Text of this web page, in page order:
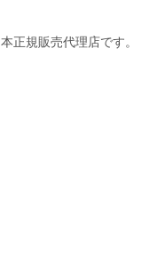
規販売代理店です。